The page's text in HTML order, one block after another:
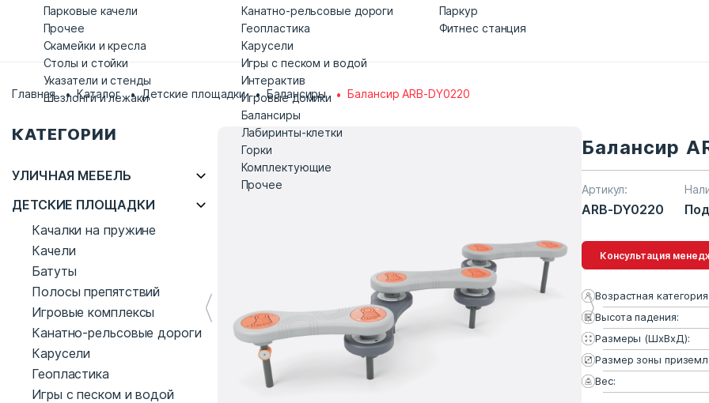
Парковые качели
Прочее
Скамейки и кресла
Столы и стойки
Указатели и стенды
Шезлонги и лежаки
Канатно-рельсовые дороги
Геопластика
Карусели
Игры с песком и водой
Интерактив
Игровые домики
Балансиры
Лабиринты-клетки
Горки
Комплектующие
Прочее
Паркур
Фитнес станция
Главная Каталог Детские площадки Балансиры Балансир ARB-DY0220
КАТЕГОРИИ
УЛИЧНАЯ МЕБЕЛЬ
ДЕТСКИЕ ПЛОЩАДКИ
Качалки на пружине
Качели
Батуты
Полосы препятствий
Игровые комплексы
Канатно-рельсовые дороги
Карусели
Геопластика
Игры с песком и водой
Балансир
Артикул:
ARB-DY0220
Консультация
Возрастная
Высота падения:
Размеры (ШхВхД):
Размер зоны
Вес: